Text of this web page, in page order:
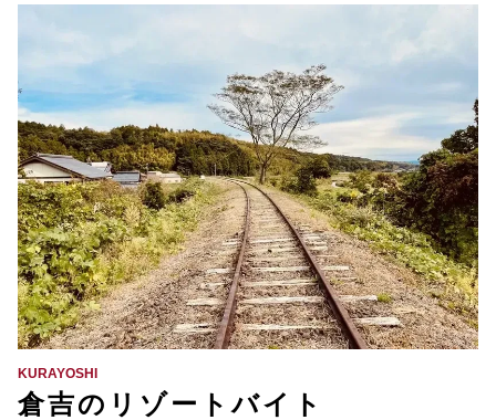
初めての方へ
よくあるご質問
会員登録
LINEでログイン
0120-932-959
【TEL受付】9:30～18:00 土日・祝日定休
KURAYOSHI
倉吉のリゾートバイト